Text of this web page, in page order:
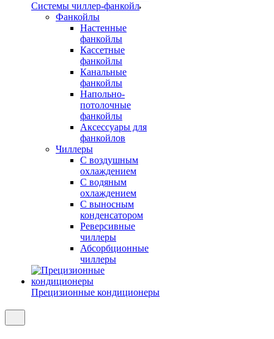
Системы чиллер-фанкойл
Фанкойлы
Настенные
фанкойлы
Кассетные
фанкойлы
Канальные
фанкойлы
Напольно-
потолочные
фанкойлы
Аксессуары для
фанкойлов
Чиллеры
С воздушным
охлаждением
С водяным
охлаждением
С выносным
конденсатором
Реверсивные
чиллеры
Абсорбционные
чиллеры
Прецизионные кондиционеры